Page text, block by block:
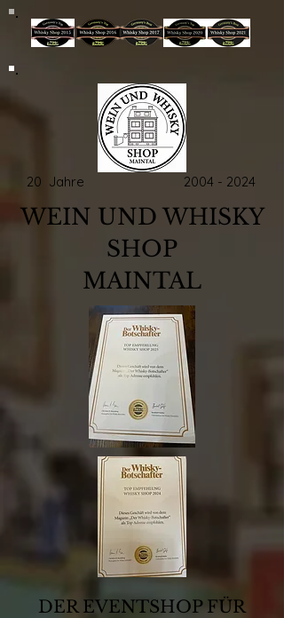
20 Jahre 2004 - 2024
WEIN UND WHISKY
SHOP
MAINTAL
DER EVENTSHOP FÜR